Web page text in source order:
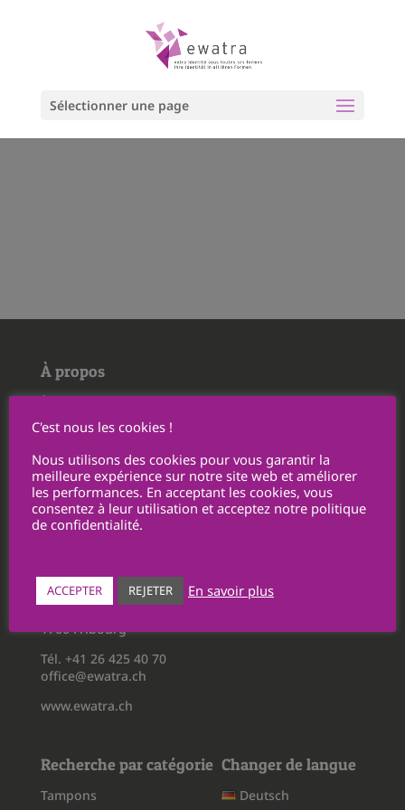
Sélectionner une page
À propos
À propos de nous
Politique de confidentialité
Conditions générales de vente
Personnalisations / Transmissions de fichiers
Retours
Ewatra Publicité SA
1700 Fribourg
Tél. +41 26 425 40 70
office@ewatra.ch
www.ewatra.ch
Recherche par catégorie
Tampons
Changer de langue
Deutsch
C'est nous les cookies !
Nous utilisons des cookies pour vous garantir la
meilleure expérience sur notre site web et améliorer
les performances. En acceptant les cookies, vous
consentez à leur utilisation et acceptez notre politique
de confidentialité.
ACCEPTER REJETER En savoir plus